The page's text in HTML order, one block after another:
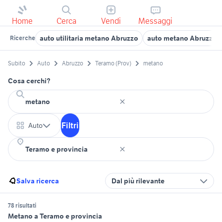
Home Cerca Vendi Messaggi
Ricerche auto utilitaria metano Abruzzo auto metano Abruzzo
Subito Auto Abruzzo Teramo (Prov) metano
Cosa cerchi?
Auto Filtri
Salva ricerca Dal più rilevante
78 risultati
Metano a Teramo e provincia